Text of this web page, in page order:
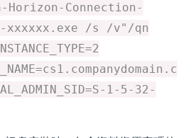
Horizon-Connection-
xxxxxx.exe /s /v"/qn
1-5-32-